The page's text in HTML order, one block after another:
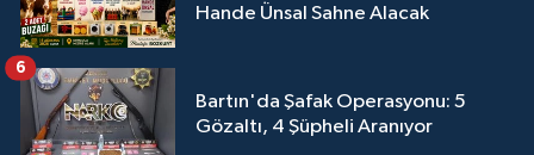
Hande Ünsal Sahne Alacak
Bartın'da Şafak Operasyonu: 5
Gözaltı, 4 Şüpheli Aranıyor
6